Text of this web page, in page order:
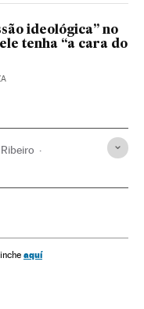
ideológica” no
tenha “a cara do
aquí